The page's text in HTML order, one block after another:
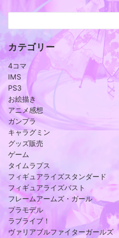
カテゴリー
4コマ
IMS
PS3
お絵描き
アニメ感想
ガンプラ
キャラグミン
グッズ販売
ゲーム
タイムラプス
フィギュアライズスタンダード
フィギュアライズバスト
フレームアームズ・ガール
プラモデル
ラブライブ！
ヴァリアブルファイターガールズ